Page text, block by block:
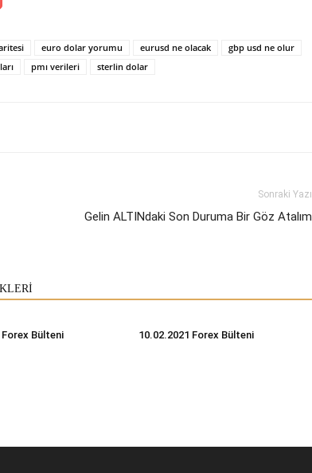
euro dolar yorumu eurusd ne olacak
gbp usd ne olur
pmı verileri sterlin dolar
Sonraki Yazı
Gelin ALTINdaki Son Duruma Bir Göz Atalım
Forex Bülteni 10.02.2021 Forex Bülteni